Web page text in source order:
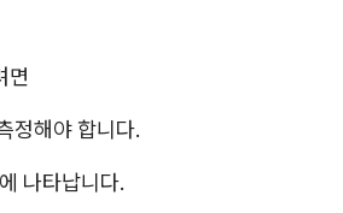
면
정해야 합니다.
나타납니다.